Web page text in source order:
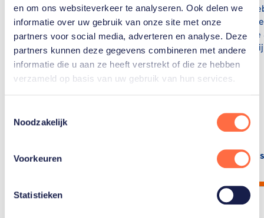
en om ons websiteverkeer te analyseren. Ook delen we
informatie over uw gebruik van onze site met onze
partners voor social media, adverteren en analyse. Deze
partners kunnen deze gegevens combineren met andere
informatie die u aan ze heeft verstrekt of die ze hebben
verzameld op basis van uw gebruik van hun services.
Noodzakelijk
Voorkeuren
Statistieken
spectaculaire
comeback
De Nederlandse
waterpolovrouwen hebben
in Parijs de bronzen
sporters
Olympische
Parijs?